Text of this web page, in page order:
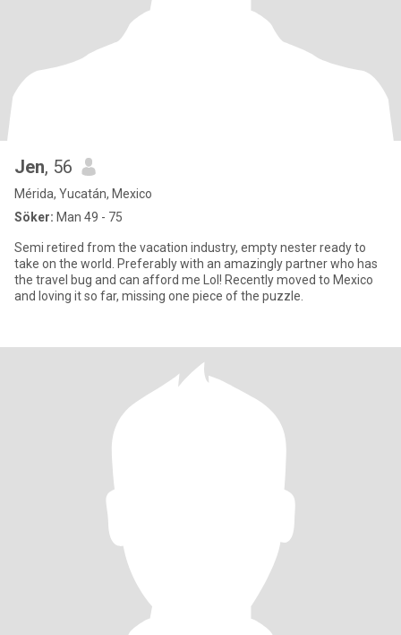
Jen, 56
Mérida, Yucatán, Mexico
Söker: Man 49 - 75
Semi retired from the vacation industry, empty nester ready to
take on the world. Preferably with an amazingly partner who has
the travel bug and can afford me Lol! Recently moved to Mexico
and loving it so far, missing one piece of the puzzle.